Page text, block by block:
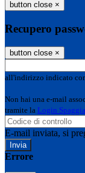
button close ×
Recupero
button close ×
all'indirizzo indicato
Non hai una e-mail
tramite la Login
E-mail inviata, si
Errore